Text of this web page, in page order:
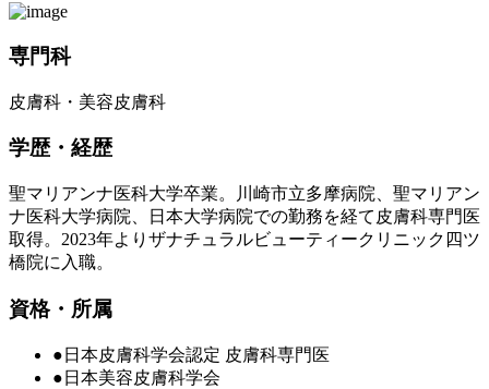
専門科
皮膚科・美容皮膚科
学歴・経歴
聖マリアンナ医科大学卒業。川崎市立多摩病院、聖マリアン
ナ医科大学病院、日本大学病院での勤務を経て皮膚科専門医
取得。2023年よりザナチュラルビューティークリニック四ツ
橋院に入職。
資格・所属
●日本皮膚科学会認定 皮膚科専門医
●日本美容皮膚科学会